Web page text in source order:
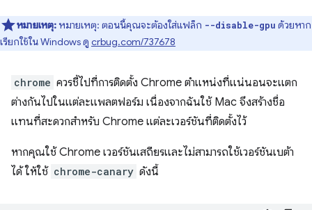
หมายเหตุ: หมายเหตุ: ตอนนี้คุณจะต้องใส่แฟล็ก --disable-gpu ด้วยหาก
เรียกใช้ใน Windows ดู crbug.com/737678
chrome ควรชี้ไปที่การติดตั้ง Chrome ตำแหน่งที่แน่นอนจะแตก
ต่างกันไปในแต่ละแพลตฟอร์ม เนื่องจากฉันใช้ Mac จึงสร้างชื่อ
แทนที่สะดวกสำหรับ Chrome แต่ละเวอร์ชันที่ติดตั้งไว้
หากคุณใช้ Chrome เวอร์ชันเสถียรและไม่สามารถใช้เวอร์ชันเบต้า
ได้ ให้ใช้ chrome-canary ดังนี้